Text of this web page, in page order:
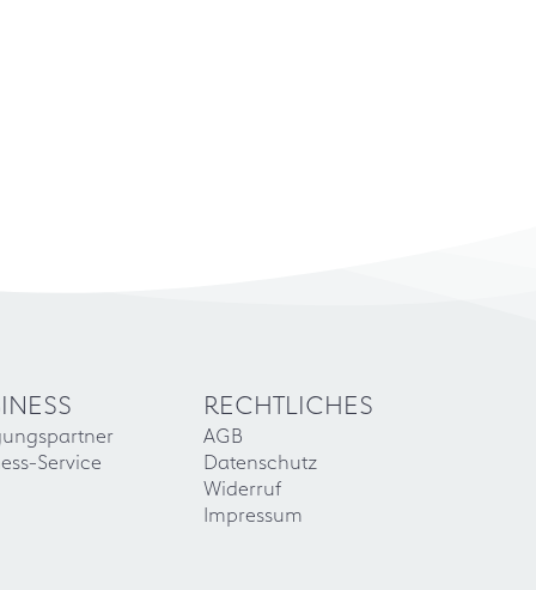
Service
RECHTLICHES
AGB
Datenschutz
Widerruf
Impressum